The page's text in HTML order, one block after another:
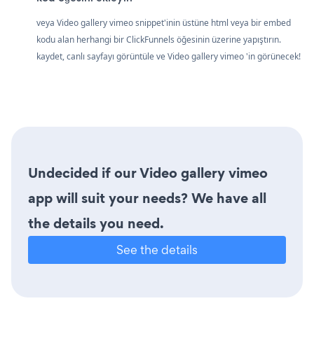
veya Video gallery vimeo snippet'inin üstüne html veya bir embed
kodu alan herhangi bir ClickFunnels öğesinin üzerine yapıştırın.
kaydet, canlı sayfayı görüntüle ve Video gallery vimeo 'in görünecek!
Undecided if our Video gallery vimeo
app will suit your needs? We have all
the details you need.
See the details